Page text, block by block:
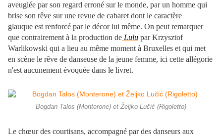
aveuglée par son regard erroné sur le monde, par un homme qui
brise son rêve sur une revue de cabaret dont le caractère
glauque est renforcé par le décor lui même. On peut remarquer
que contrairement à la production de Lulu par Krzysztof
Warlikowski qui a lieu au même moment à Bruxelles et qui met
en scène le rêve de danseuse de la jeune femme, ici cette allégorie
n'est aucunement évoquée dans le livret.
Bogdan Talos (Monterone) et Željko Lučić (Rigoletto)
Le chœur des courtisans, accompagné par des danseurs aux